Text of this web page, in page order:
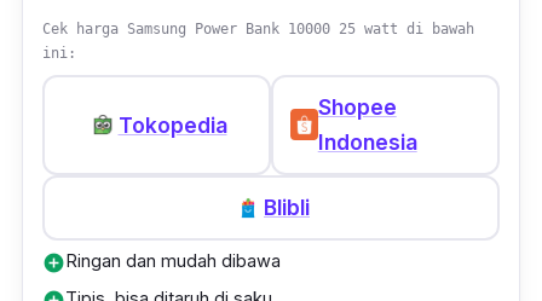
Cek harga Samsung Power Bank 10000 25 watt di bawah
ini:
Tokopedia
Shopee
Indonesia
Blibli
add_circleRingan dan mudah dibawa